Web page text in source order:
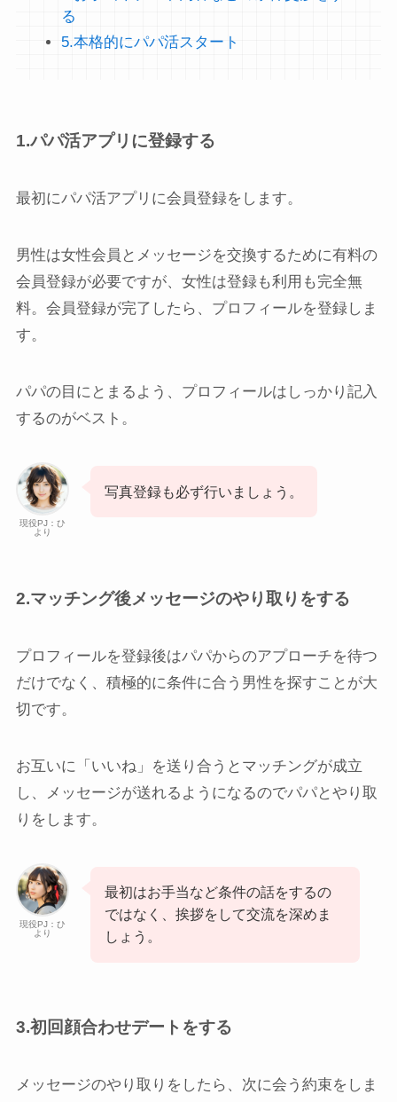
る
5.本格的にパパ活スタート
1.パパ活アプリに登録する
最初にパパ活アプリに会員登録をします。
男性は女性会員とメッセージを交換するために有料の
会員登録が必要ですが、女性は登録も利用も完全無
料。会員登録が完了したら、プロフィールを登録しま
す。
パパの目にとまるよう、プロフィールはしっかり記入
するのがベスト。
現役PJ：ひ
より
写真登録も必ず行いましょう。
2.マッチング後メッセージのやり取りをする
プロフィールを登録後はパパからのアプローチを待つ
だけでなく、積極的に条件に合う男性を探すことが大
切です。
お互いに「いいね」を送り合うとマッチングが成立
し、メッセージが送れるようになるのでパパとやり取
りをします。
現役PJ：ひ
より
最初はお手当など条件の話をするの
ではなく、挨拶をして交流を深めま
しょう。
3.初回顔合わせデートをする
メッセージのやり取りをしたら、次に会う約束をしま